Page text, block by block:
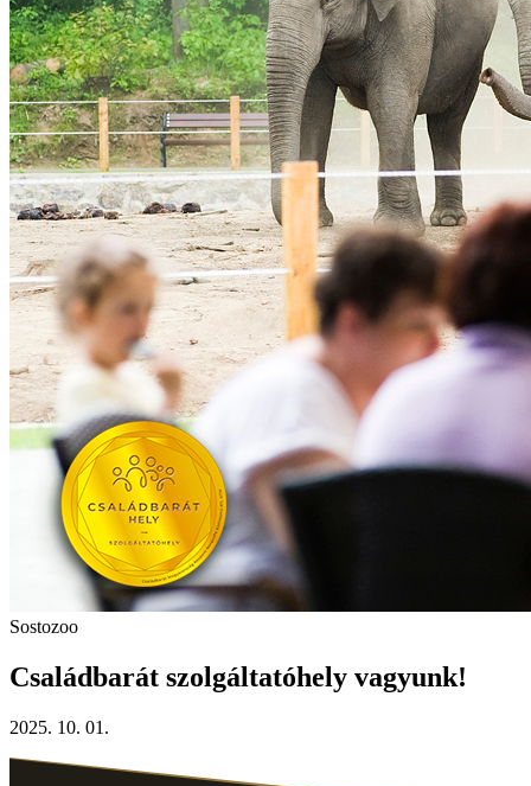
Sostozoo
Családbarát szolgáltatóhely vagyunk!
2025. 10. 01.